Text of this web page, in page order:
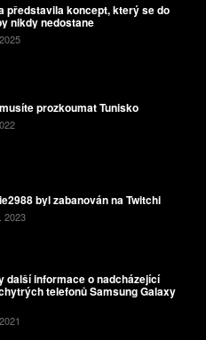
představila koncept, který se do
nikdy nedostane
prozkoumat Tunisko
byl zabanován na Twitchi
2023
další informace o nadcházející
telefonů Samsung Galaxy